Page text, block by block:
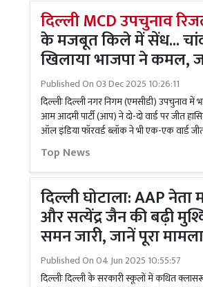
दिल्‍ली MCD उपचुनाव
के मजबूत किले में सेंध...
खिलाया भाजपा ने कमल,
Published On03 Dec 2025 10:26:11
दिल्लीः दिल्ली नगर निगम (एमसीडी) उपचुनाव में
आम आदमी पार्टी (आप) ने दो-दो वार्ड पर जीत
ऑल इंडिया फॉरवर्ड ब्लॉक ने भी एक-एक वार्ड
Top News
दिल्ली घोटाला: AAP नेता
और सत्येंद्र जैन की बढ़ी
समन जारी, जानें पूरा मामला
Published On04 Jun 2025 10:55:57
दिल्लीः दिल्ली के सरकारी स्कूलों में कथित